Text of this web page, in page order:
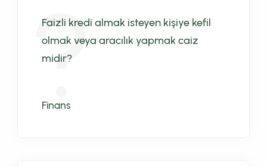
Faizli kredi almak isteyen kişiye kefil
olmak veya aracılık yapmak caiz
midir?
Finans